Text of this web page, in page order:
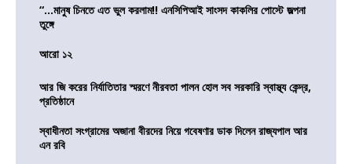
“…মানুষ চিনতে এত ভুল করলাম!! এনসিপিআই সাংসদ কাকলির পোস্টে জল্পনা
তুঙ্গে
আরো ১২
আর জি করের নির্যাতিতার স্মরণে নীরবতা পালন হোল সব সরকারি স্বাস্থ্য কেন্দ্র,
প্রতিষ্ঠানে
স্বাধীনতা সংগ্রামের অজানা বীরদের নিয়ে গবেষণার ডাক দিলেন রাজ্যপাল আর
এন রবি